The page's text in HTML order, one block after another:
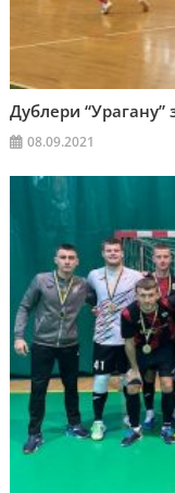
Дублери “Урагану”
08.09.2021